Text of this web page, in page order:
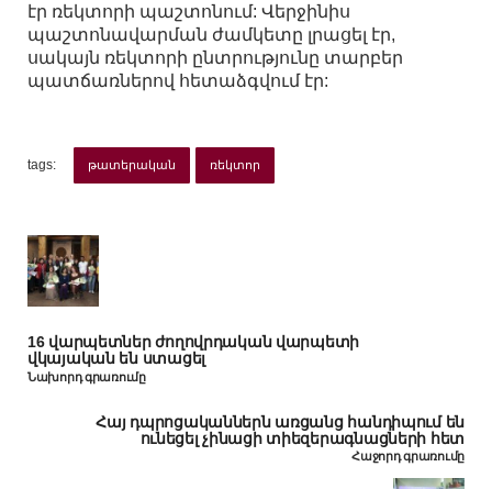
էր ռեկտորի պաշտոնում: Վերջինիս
պաշտոնավարման ժամկետը լրացել էր,
սակայն ռեկտորի ընտրությունը տարբեր
պատճառներով հետաձգվում էր:
tags: թատերական ռեկտոր
16 վարպետներ ժողովրդական վարպետի
վկայական են ստացել
Նախորդ գրառումը
Հայ դպրոցականներն առցանց հանդիպում են
ունեցել չինացի տիեզերագնացների հետ
Հաջորդ գրառումը